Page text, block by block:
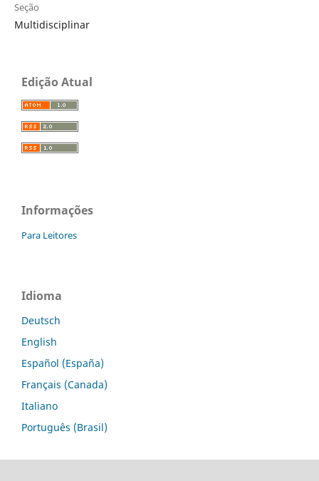
Seção
Multidisciplinar
Edição Atual
Informações
Para Leitores
Idioma
Deutsch
English
Español (España)
Français (Canada)
Italiano
Português (Brasil)